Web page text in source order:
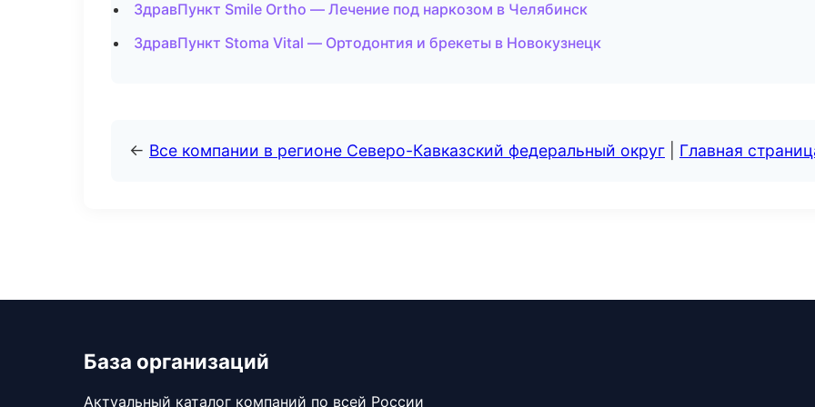
ЗдравПункт Smile Ortho — Лечение под наркозом в Челябинск
ЗдравПункт Stoma Vital — Ортодонтия и брекеты в Новокузнецк
← Все компании в регионе Северо-Кавказский федеральный округ Главная
База организаций
Актуальный каталог компаний по всей России